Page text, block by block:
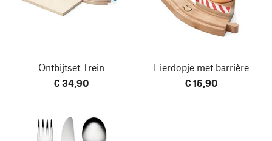
Ontbijtset Trein
€ 34,90
Eierdopje met barrière
€ 15,90